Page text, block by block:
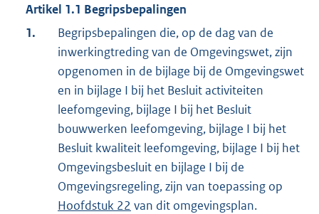
Artikel 1.1 Begripsbepalingen
1.
Begripsbepalingen die, op de dag van de
inwerkingtreding van de Omgevingswet, zijn
opgenomen in de bijlage bij de Omgevingswet
en in bijlage I bij het Besluit activiteiten
leefomgeving, bijlage I bij het Besluit
bouwwerken leefomgeving, bijlage I bij het
Besluit kwaliteit leefomgeving, bijlage I bij het
Omgevingsbesluit en bijlage I bij de
Omgevingsregeling, zijn van toepassing op
Hoofdstuk 22 van dit omgevingsplan.